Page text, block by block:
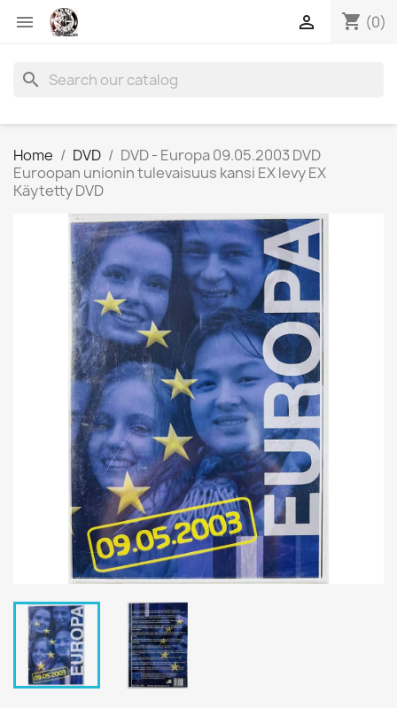
 shopping_cart (0)

search
Home DVD
DVD - Europa 09.05.2003 DVD
Euroopan unionin tulevaisuus kansi EX levy EX
Käytetty DVD